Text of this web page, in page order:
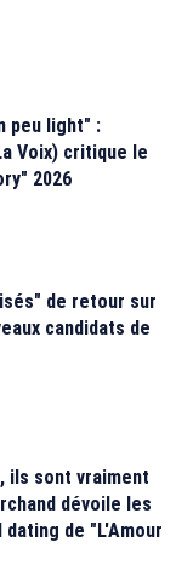
peu light" :
Voix) critique le
2026
de retour sur
candidats de
ils sont vraiment
dévoile les
de "L'Amour